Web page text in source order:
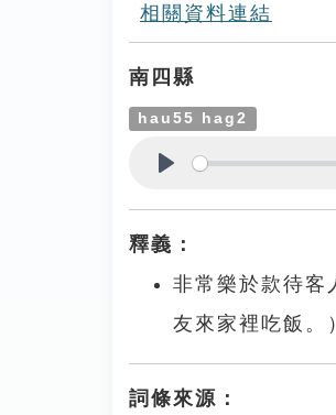
相關資料連結
南四縣
hau55 hag2
釋義：
非常樂於款待客
友來家裡吃飯。
詞條來源：